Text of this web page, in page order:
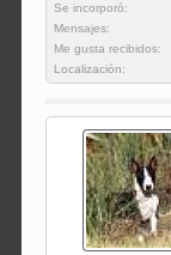
Se incorporó:
Mensajes:
Me gusta recibidos:
Localización: